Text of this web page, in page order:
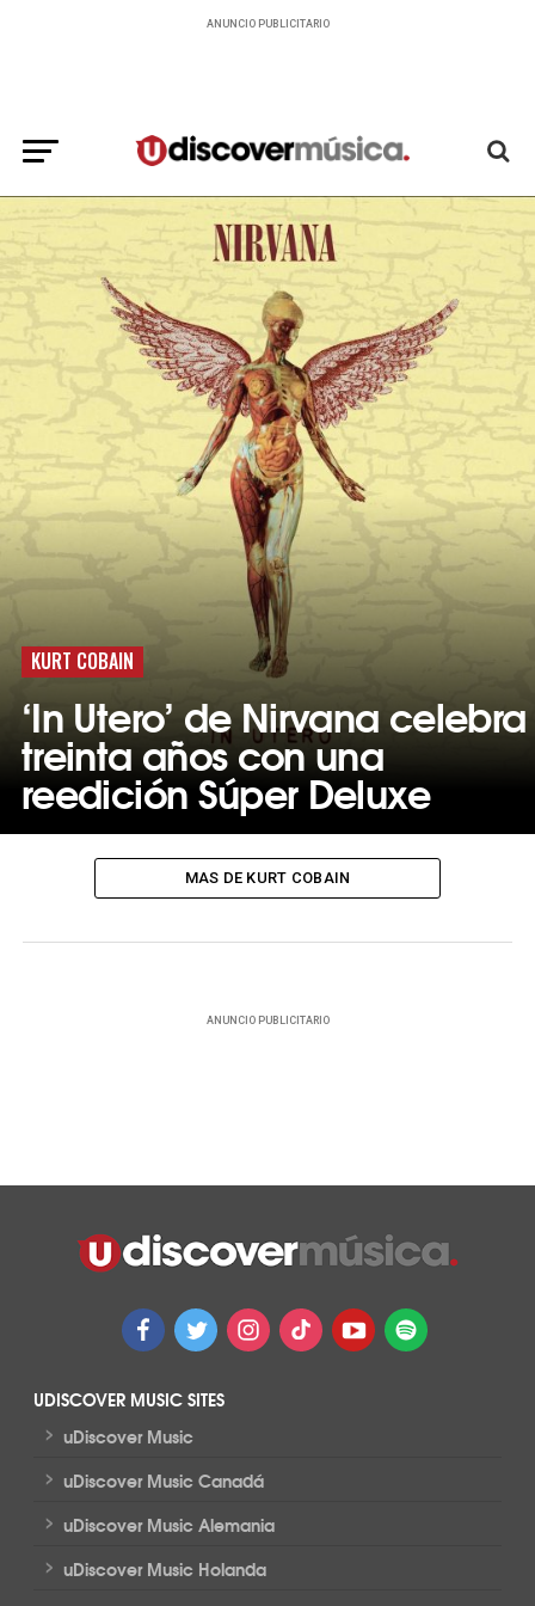
ANUNCIO PUBLICITARIO
KURT COBAIN
‘In Utero’ de Nirvana celebra
treinta años con una
reedición Súper Deluxe
MAS DE KURT COBAIN
ANUNCIO PUBLICITARIO
UDISCOVER MUSIC SITES
> uDiscover Music
> uDiscover Music Canadá
> uDiscover Music Alemania
> uDiscover Music Holanda